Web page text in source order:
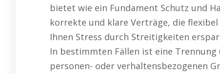
bietet wie ein Fundament Schutz und
korrekte und klare Verträge, die
Ihnen Stress durch Streitigkeiten
In bestimmten Fällen ist eine
personen- oder verhaltensbezogenen